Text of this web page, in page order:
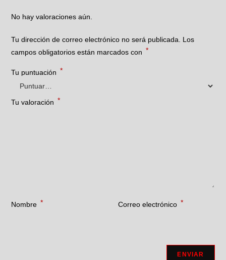
No hay valoraciones aún.
Tu dirección de correo electrónico no será publicada. Los
campos obligatorios están marcados con *
Tu puntuación *
Tu valoración *
Nombre * Correo electrónico *